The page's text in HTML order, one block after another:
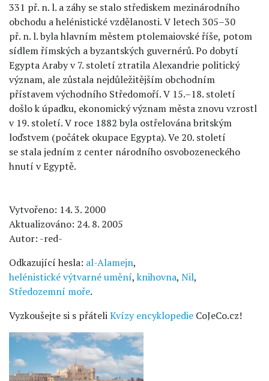
331 př. n. l. a záhy se stalo střediskem mezinárodního
obchodu a helénistické vzdělanosti. V letech 305–30
př. n. l. byla hlavním městem ptolemaiovské říše, potom
sídlem římských a byzantských guvernérů. Po dobytí
Egypta Araby v 7. století ztratila Alexandrie politický
význam, ale zůstala nejdůležitějším obchodním
přístavem východního Středomoří. V 15.–18. století
došlo k úpadku, ekonomický význam města znovu vzrostl
v 19. století. V roce 1882 byla ostřelována britským
loďstvem (počátek okupace Egypta). Ve 20. století
se stala jedním z center národního osvobozeneckého
hnutí v Egyptě.
Vytvořeno: 14. 3. 2000
Aktualizováno: 24. 8. 2005
Autor: -red-
Odkazující hesla: al-Alamejn,
helénistické výtvarné umění,knihovna, Nil,
Středozemní moře.
Vyzkoušejte si s přáteliKvízy encyklopedie CoJeCo.cz!